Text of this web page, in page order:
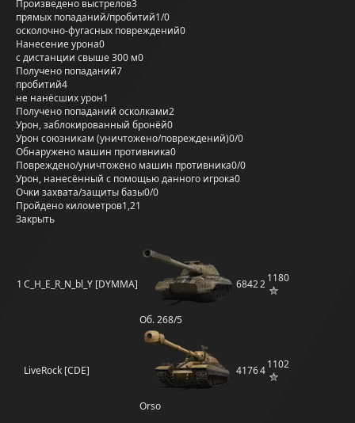
Произведено выстрелов3
прямых попаданий/пробитий1/0
осколочно-фугасных повреждений0
Нанесение урона0
с дистанции свыше 300 м0
Получено попаданий7
пробитий4
не нанёсших урон1
Получено попаданий осколками2
Урон, заблокированный бронёй0
Урон союзникам (уничтожено/повреждений)0/0
Обнаружено машин противника0
Повреждено/уничтожено машин противника0/0
Урон, нанесённый с помощью данного игрока0
Очки захвата/защиты базы0/0
Пройдено километров1,21
Закрыть
1 C_H_E_R_N_bl_Y [DYMMA]
Об. 268/5
684221180
LiveRock [CDE]
Orso
417641102